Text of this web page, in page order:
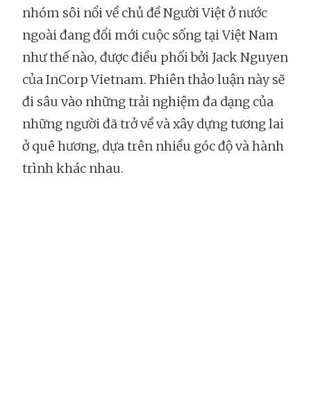
nhóm sôi nổi về chủ đề Người Việt ở nước
ngoài đang đổi mới cuộc sống tại Việt Nam
như thế nào, được điều phối bởi Jack Nguyen
của InCorp Vietnam. Phiên thảo luận này sẽ
đi sâu vào những trải nghiệm đa dạng của
những người đã trở về và xây dựng tương lai
ở quê hương, dựa trên nhiều góc độ và hành
trình khác nhau.